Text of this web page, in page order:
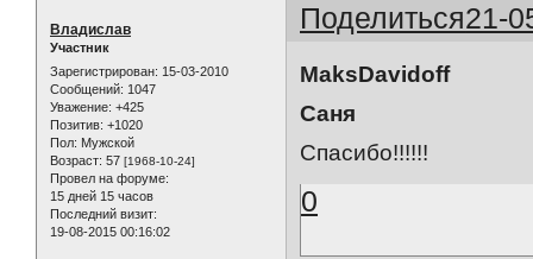
Поделиться21-
Владислав
Участник
Зарегистрирован: 15-03-2010
Сообщений: 1047
Уважение: +425
Позитив: +1020
Пол: Мужской
Возраст: 57 [1968-10-24]
Провел на форуме:
15 дней 15 часов
Последний визит:
19-08-2015 00:16:02
MaksDavidoff
Саня
Спасибо!!!!!!
0